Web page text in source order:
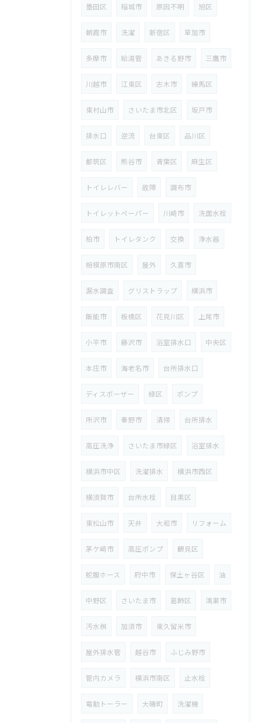
墨田区 稲城市 原因不明 旭区
朝霞市 洗濯 新宿区 草加市
多摩市 給湯管 あきる野市 三鷹市
川越市 江東区 志木市 練馬区
東村山市 さいたま市北区 坂戸市
排水口 逆流 台東区 品川区
都筑区 熊谷市 青葉区 麻生区
トイレレバー 故障 調布市
トイレットペーパー 川崎市 洗面水栓
柏市 トイレタンク 交換 浄水器
相模原市南区 屋外 久喜市
漏水調査 グリストラップ 横浜市
飯能市 板橋区 花見川区 上尾市
小平市 藤沢市 浴室排水口 中央区
本庄市 海老名市 台所排水口
ディスポーザー 緑区 ポンプ
所沢市 秦野市 清掃 台所排水
高圧洗浄 さいたま市緑区 浴室排水
横浜市中区 洗濯排水 横浜市西区
横須賀市 台所水栓 目黒区
東松山市 天井 大和市 リフォーム
茅ケ崎市 高圧ポンプ 鶴見区
蛇腹ホース 府中市 保土ヶ谷区 油
中野区 さいたま市 葛飾区 鴻巣市
汚水桝 加須市 東久留米市
屋外排水管 越谷市 ふじみ野市
管内カメラ 横浜市南区 止水栓
電動トーラー 大磯町 洗濯機